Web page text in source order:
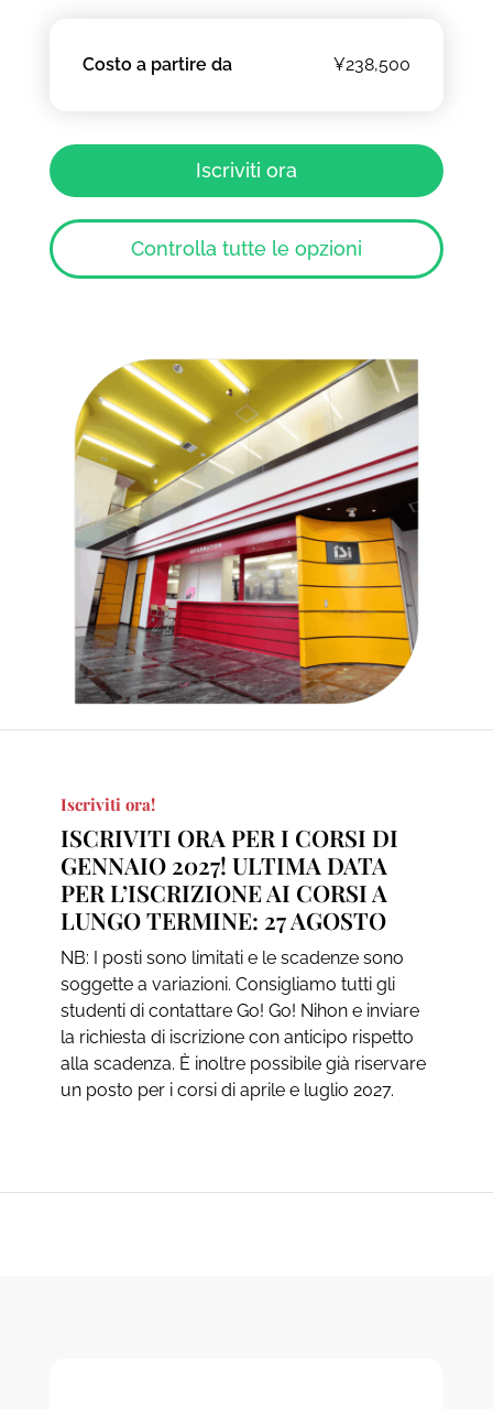
Costo a partire da ¥238,500
Iscriviti ora
Controlla tutte le opzioni
Iscriviti ora!
ISCRIVITI ORA PER I CORSI DI
GENNAIO 2027! ULTIMA DATA
PER L’ISCRIZIONE AI CORSI A
LUNGO TERMINE: 27 AGOSTO
NB: I posti sono limitati e le scadenze sono
soggette a variazioni. Consigliamo tutti gli
studenti di contattare Go! Go! Nihon e inviare
la richiesta di iscrizione con anticipo rispetto
alla scadenza. È inoltre possibile già riservare
un posto per i corsi di aprile e luglio 2027.